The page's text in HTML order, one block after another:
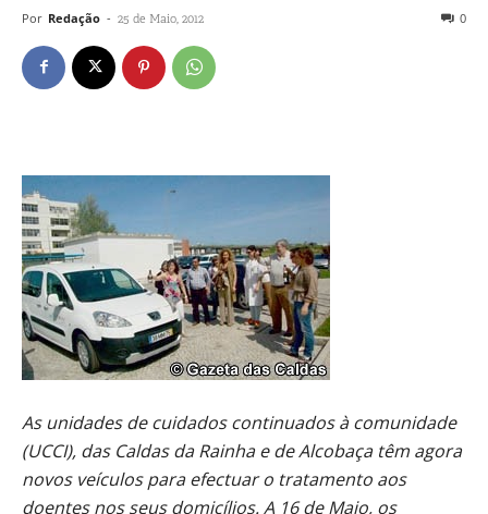
Por Redação - 25 de Maio, 2012 0
As unidades de cuidados continuados à comunidade
(UCCI), das Caldas da Rainha e de Alcobaça têm agora
novos veículos para efectuar o tratamento aos
doentes nos seus domicílios. A 16 de Maio, os